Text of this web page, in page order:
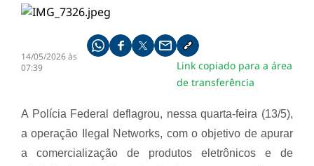
14/05/2026 às
07:39
Compartilhe pelo whatsapp
Compartilhar no facebook
Compartilhar no twitter
Compartilhe pelo email
Copiar link da notícia
Link copiado para a área
de transferência
A Polícia Federal deflagrou, nessa quarta-feira (13/5),
a operação Ilegal Networks, com o objetivo de apurar
a comercialização de produtos eletrônicos e de